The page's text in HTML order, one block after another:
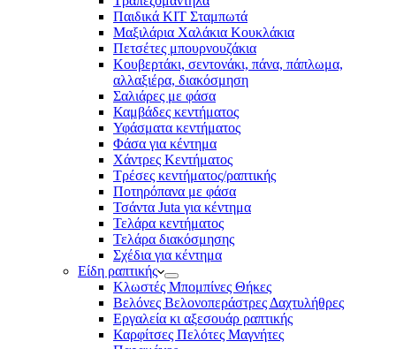
Παιδικά KIT Σταμπωτά
Μαξιλάρια Χαλάκια Κουκλάκια
Πετσέτες μπουρνουζάκια
Κουβερτάκι, σεντονάκι, πάνα, πάπλωμα,
αλλαξιέρα, διακόσμηση
Σαλιάρες με φάσα
Καμβάδες κεντήματος
Υφάσματα κεντήματος
Φάσα για κέντημα
Χάντρες Κεντήματος
Τρέσες κεντήματος/ραπτικής
Ποτηρόπανα με φάσα
Τσάντα Juta για κέντημα
Τελάρα κεντήματος
Τελάρα διακόσμησης
Σχέδια για κέντημα
Είδη ραπτικής
Κλωστές Μπομπίνες Θήκες
Βελόνες Βελονοπεράστρες Δαχτυλήθρες
Εργαλεία κι αξεσουάρ ραπτικής
Καρφίτσες Πελότες Μαγνήτες